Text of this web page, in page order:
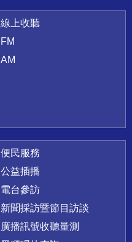
線上收聽
FM
AM
便民服務
公益插播
電台參訪
新聞採訪暨節目訪談
廣播訊號收聽量測